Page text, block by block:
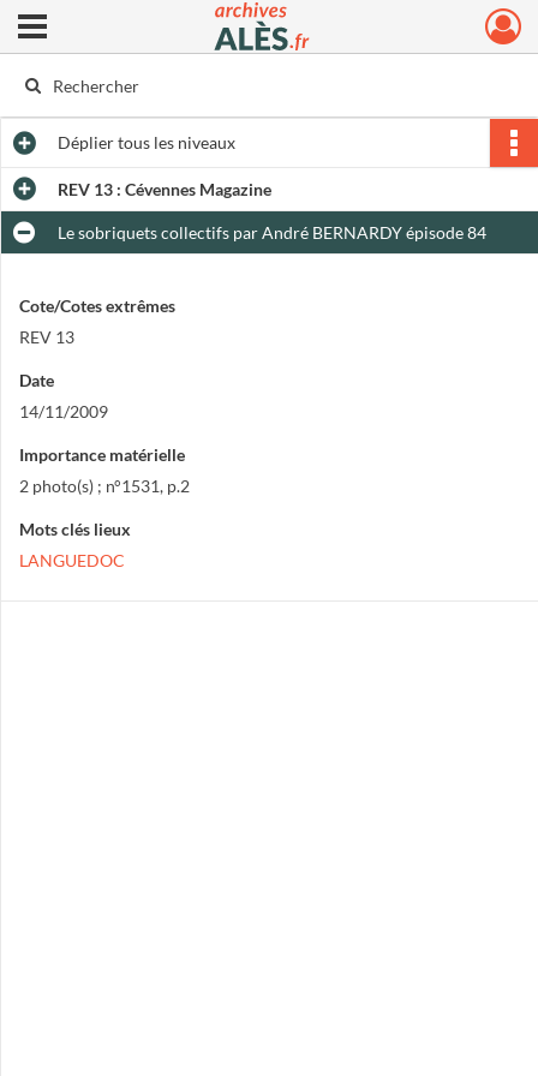
Archives municipales d'Alès
Ouvrir le menu déroulant
Dépliertous les niveaux
REV 13 : Cévennes Magazine
Le sobriquets collectifs par André BERNARDY épisode 84
Cote/Cotes extrêmes
REV 13
Date
14/11/2009
Importance matérielle
2 photo(s) ; n°1531, p.2
Mots clés lieux
LANGUEDOC